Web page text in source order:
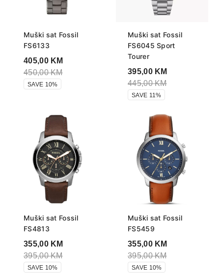
Muški sat Fossil
FS6133
405,00 KM
450,00KM
SAVE 10%
Muški sat Fossil
FS6045 Sport
Tourer
395,00 KM
445,00KM
SAVE 11%
Muški sat Fossil
FS4813
355,00 KM
395,00KM
SAVE 10%
Muški sat Fossil
FS5459
355,00 KM
395,00KM
SAVE 10%